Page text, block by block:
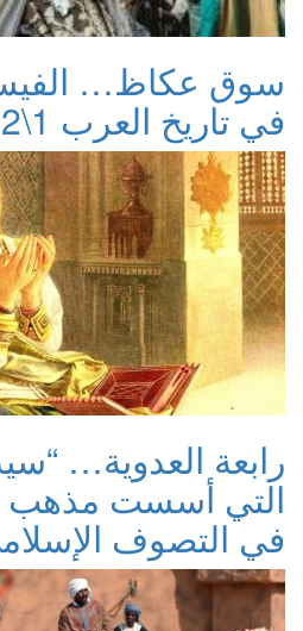
سوق عكاظ…
في تاريخ العرب 1\2
رابعة العدوية…
التي أسست مذهب
في التصوف